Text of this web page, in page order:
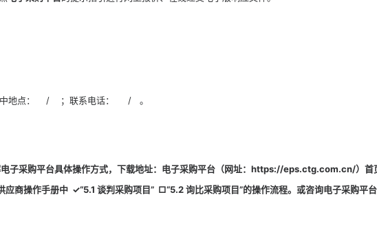
地点：    /    ；联系电话：     /   。
电子采购平台具体操作方式，下载地址：电子采购平台（网址：https://eps.ctg.com.cn/）首
应商操作手册中 ✓“5.1 谈判采购项目” □“5.2询比采购项目”的操作流程。或咨询电子采购平